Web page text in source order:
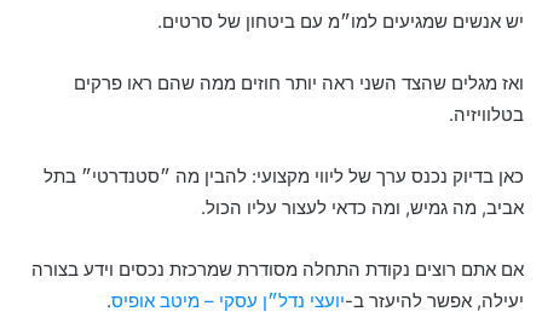
יש אנשים שמגיעים למו״מ עם ביטחון של סרטים.
ואז מגלים שהצד השני ראה יותר חוזים ממה שהם ראו פרקים
בטלוויזיה.
כאן בדיוק נכנס ערך של ליווי מקצועי: להבין מה ״סטנדרטי״ בתל
אביב, מה גמיש, ומה כדאי לעצור עליו הכול.
אם אתם רוצים נקודת התחלה מסודרת שמרכזת נכסים וידע בצורה
יעילה, אפשר להיעזר ב-יועצי נדל״ן עסקי – מיטב אופיס.